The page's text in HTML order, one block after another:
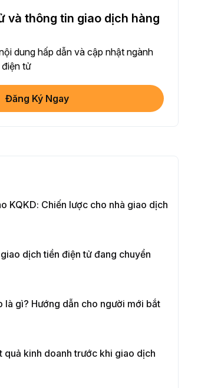
trên mạng xã hội (0/5)
+2
với Bot
+10
tính của bạn
+15
+10
và thông tin giao dịch hàng
dung hấp dẫn và cập nhật ngành
điện tử
Đăng Ký Ngay
KQKD: Chiến lược cho nhà giao dịch
dịch tiền điện tử đang chuyển
là gì? Hướng dẫn cho người mới bắt
quả kinh doanh trước khi giao dịch